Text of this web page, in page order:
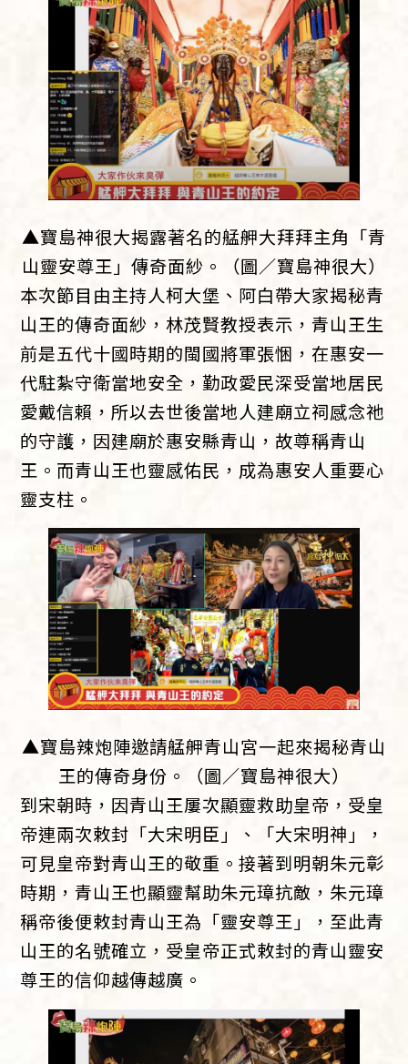
▲寶島神很大揭露著名的艋舺大拜拜主角「青
山靈安尊王」傳奇面紗。（圖／寶島神很大）
本次節目由主持人柯大堡、阿白帶大家揭秘青
山王的傳奇面紗，林茂賢教授表示，青山王生
前是五代十國時期的閩國將軍張悃，在惠安一
代駐紮守衛當地安全，勤政愛民深受當地居民
愛戴信賴，所以去世後當地人建廟立祠感念祂
的守護，因建廟於惠安縣青山，故尊稱青山
王。而青山王也靈感佑民，成為惠安人重要心
靈支柱。
▲寶島辣炮陣邀請艋舺青山宮一起來揭秘青山
王的傳奇身份。（圖／寶島神很大）
到宋朝時，因青山王屢次顯靈救助皇帝，受皇
帝連兩次敕封「大宋明臣」、「大宋明神」，
可見皇帝對青山王的敬重。接著到明朝朱元彰
時期，青山王也顯靈幫助朱元璋抗敵，朱元璋
稱帝後便敕封青山王為「靈安尊王」，至此青
山王的名號確立，受皇帝正式敕封的青山靈安
尊王的信仰越傳越廣。